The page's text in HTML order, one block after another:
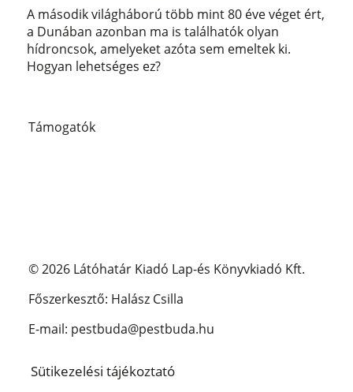
A második világháború több mint 80 éve véget ért,
a Dunában azonban ma is találhatók olyan
hídroncsok, amelyeket azóta sem emeltek ki.
Hogyan lehetséges ez?
Támogatók
© 2026 Látóhatár Kiadó Lap-és Könyvkiadó Kft.
Főszerkesztő: Halász Csilla
E-mail: pestbuda@pestbuda.hu
Sütikezelési tájékoztató